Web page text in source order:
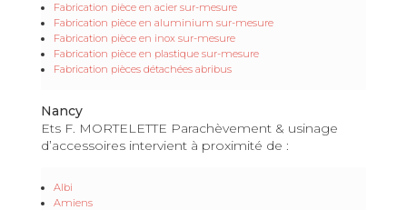
Fabrication pièce en acier sur-mesure
Fabrication pièce en aluminium sur-mesure
Fabrication pièce en inox sur-mesure
Fabrication pièce en plastique sur-mesure
Fabrication pièces détachées abribus
Nancy
Ets F. MORTELETTE Parachèvement & usinage
d’accessoires intervient à proximité de :
Albi
Amiens